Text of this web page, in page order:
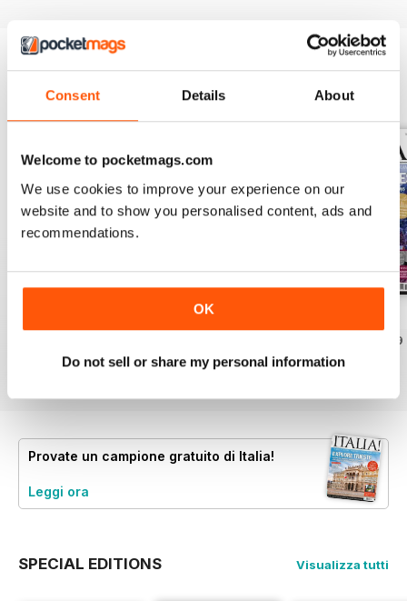
Consent Details About
Welcome to pocketmags.com
We use cookies to improve your experience on our
website and to show you personalised content, ads and
recommendations.
OK
Do not sell or share my personal information
EDIZIONI INDIETRO Visualizza tutti
Al carrello
Apr/May 2026
Vista|Al carrello
€6,99
Vista|Al carrello
Provate un campione gratuito di Italia!
Leggi ora
SPECIAL EDITIONS Visualizza tutti